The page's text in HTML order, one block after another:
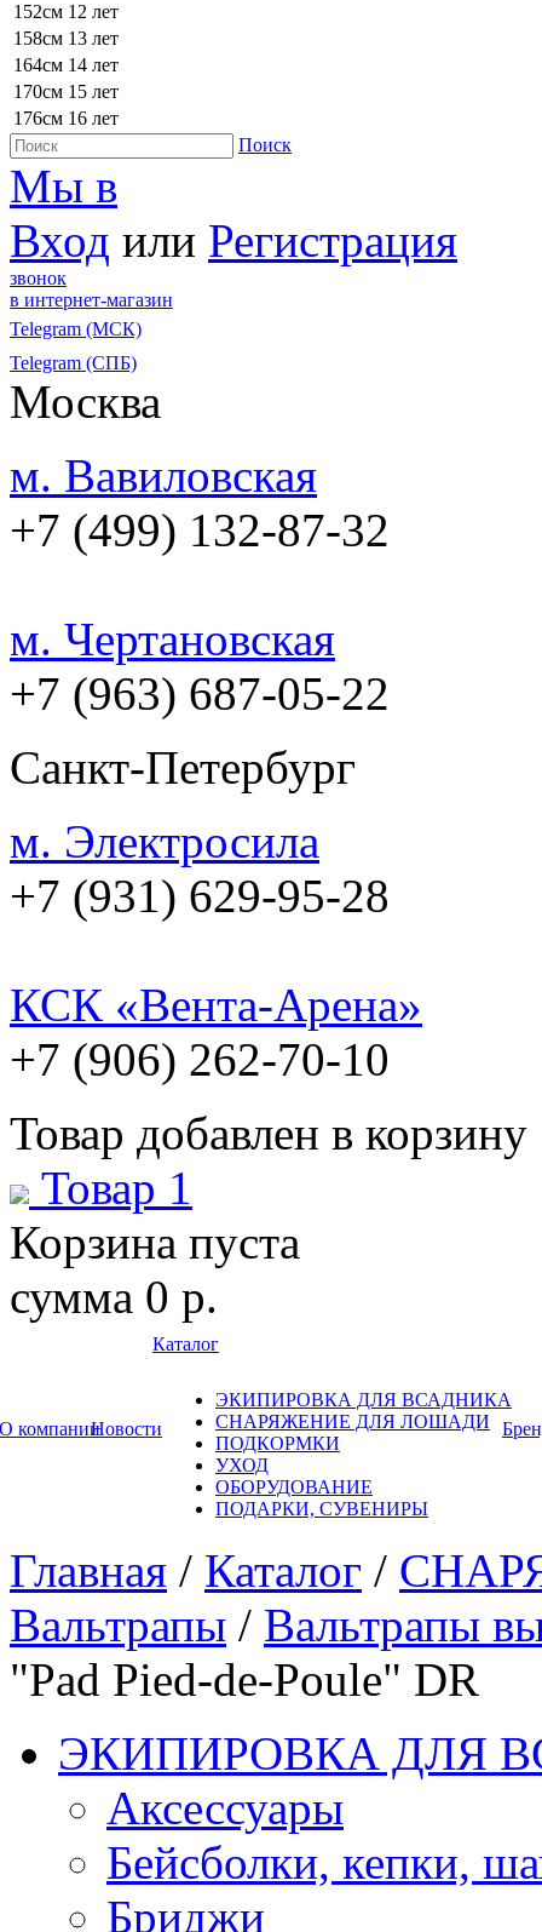
152см 12 лет
158см 13 лет
164см 14 лет
170см 15 лет
176см 16 лет
Поиск
Мы в
Вход или Регистрация
звонок
в интернет-магазин
Telegram (МСК)
Telegram (СПБ)
Москва
м. Вавиловская
+7 (499) 132-87-32
м. Чертановская
+7 (963) 687-05-22
Санкт-Петербург
м. Электросила
+7 (931) 629-95-28
КСК «Вента-Арена»
+7 (906) 262-70-10
Товар добавлен в корзину
Товар 1
Корзина пуста
сумма 0 р.
О компанииНовости
Каталог
ЭКИПИРОВКА ДЛЯ ВСАДНИКА
СНАРЯЖЕНИЕ ДЛЯ ЛОШАДИ
ПОДКОРМКИ
УХОД
ОБОРУДОВАНИЕ
ПОДАРКИ, СУВЕНИРЫ
Главная / Каталог /
Вальтрапы / Вальтрапы
"Pad Pied-de-Poule" DR
ЭКИПИРОВКА ДЛЯ
Аксессуары
Бейсболки, кепки,
Бриджи